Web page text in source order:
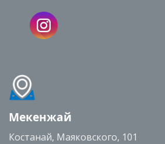
Мекенжай
Костанай, Маяковского, 101